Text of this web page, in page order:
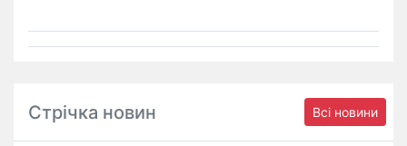
Стрічка новин Всі новини